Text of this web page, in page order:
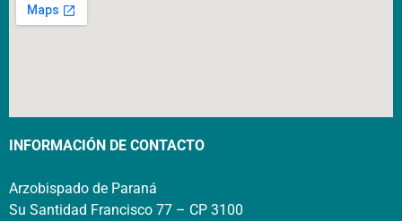
INFORMACIÓN DE CONTACTO
Arzobispado de Paraná
Su Santidad Francisco 77 – CP 3100